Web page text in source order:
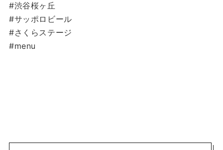
#渋谷桜ヶ丘
#サッポロビール
#さくらステージ
#menu